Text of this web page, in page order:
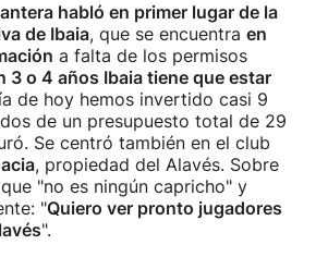
habló en primer lugar de la
de Ibaia, que se encuentra en
a falta de los permisos
3 o 4 años Ibaia tiene que estar
de hoy hemos invertido casi 9
de un presupuesto total de 29
Se centró también en el club
, propiedad del Alavés. Sobre
"no es ningún capricho" y
"Quiero ver pronto jugadores
".